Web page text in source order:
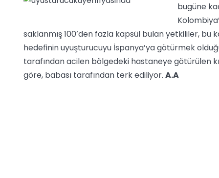
bugüne
saklanmış 100’den fazla kapsül bulan yetkililer, bu
hedefinin uyuşturucuyu İspanya’ya götürmek
tarafından acilen bölgedeki hastaneye götürülen
göre, babası tarafından terk ediliyor. A.A